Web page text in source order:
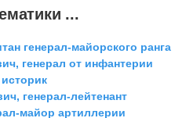
...
генерал-майорского ранга
генерал от инфантерии
генерал-лейтенант
майор артиллерии